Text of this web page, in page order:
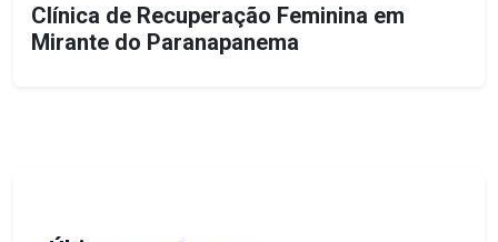
Clínica de Recuperação Feminina em
Mirante do Paranapanema